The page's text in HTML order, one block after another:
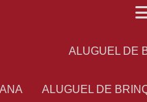
ALUGUEL DE
ALUGUEL DE